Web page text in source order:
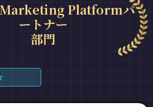
Platformパ
ートナー
部門